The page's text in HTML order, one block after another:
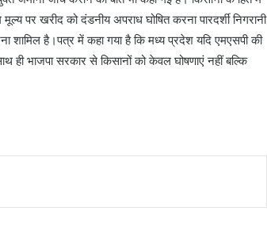
पर खरीद को दंडनीय अपराध घोषित करना पारदर्शी निगरानी
शामिल है।पत्र में कहा गया है कि मध्य प्रदेश यदि एमएसपी की
ही भाजपा सरकार से किसानों को केवल घोषणाएं नहीं बल्कि